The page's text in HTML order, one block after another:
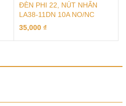
ĐÈN PHI 22, NÚT NHẤN
LA38-11DN 10A NO/NC
35,000 ₫